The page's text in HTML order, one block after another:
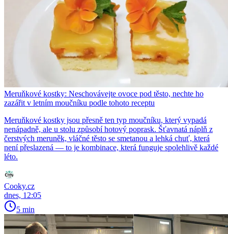
Meruňkové kostky: Neschovávejte ovoce pod těsto, nechte ho
zazářit v letním moučníku podle tohoto receptu
Meruňkové kostky jsou přesně ten typ moučníku, který vypadá
nenápadně, ale u stolu způsobí hotový poprask. Šťavnatá náplň z
čerstvých meruněk, vláčné těsto se smetanou a lehká chuť, která
není přeslazená — to je kombinace, která funguje spolehlivě každé
léto.
Cooky.cz
dnes, 12:05
5 min